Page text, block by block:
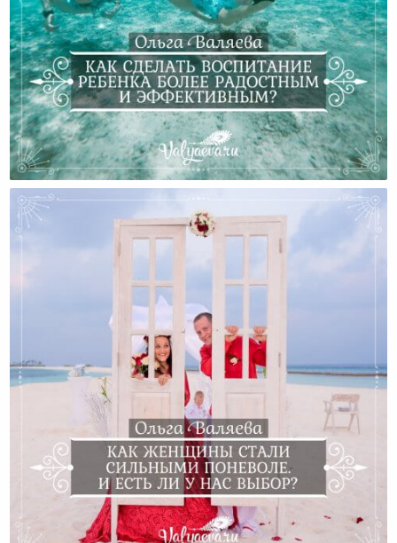
Как Сделать Воспитание Ребенка Более Радостным
И Эффективным?
Как Женщины Стали Сильными Поневоле. И Есть Ли